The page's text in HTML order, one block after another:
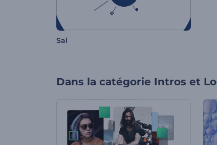
Sal
Dans la catégorie Intros et